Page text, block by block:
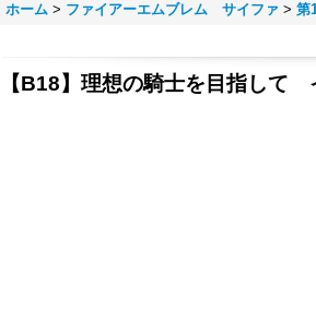
ホーム > ファイアーエムブレム サイファ > 第
【B18】理想の騎士を目指して